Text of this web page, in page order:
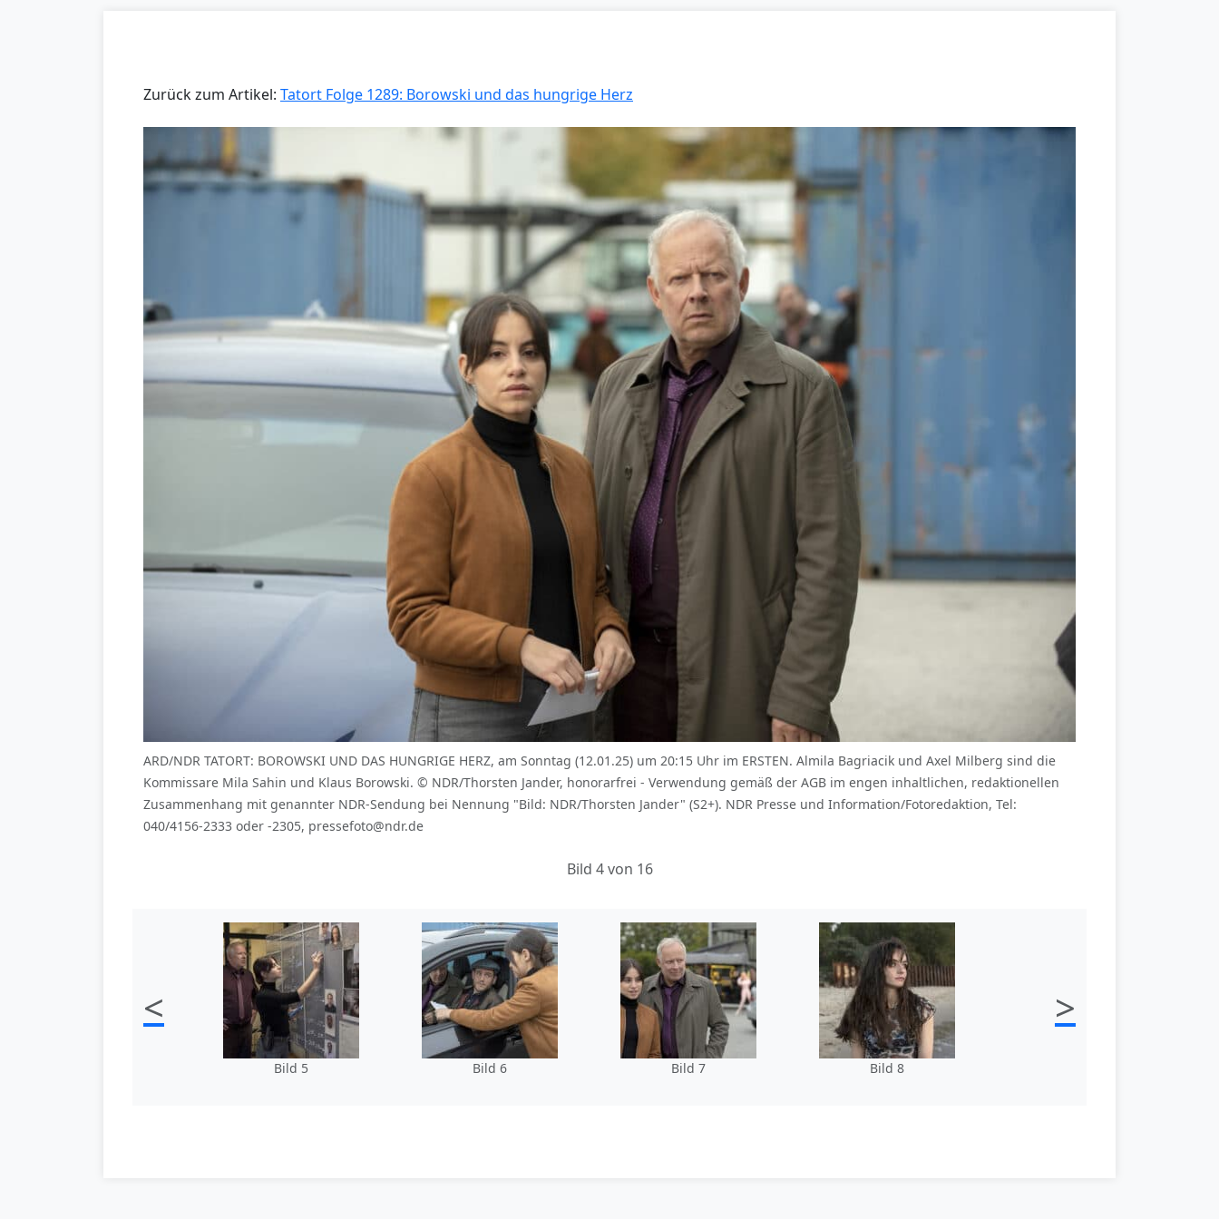
Zurück zum Artikel: Tatort Folge 1289: Borowski und das hungrige Herz
ARD/NDR TATORT: BOROWSKI UND DAS HUNGRIGE HERZ, am Sonntag (12.01.25) um 20:15 Uhr im ERSTEN. Almila Bagriacik und Axel Milberg sind die
Kommissare Mila Sahin und Klaus Borowski. © NDR/Thorsten Jander, honorarfrei - Verwendung gemäß der AGB im engen inhaltlichen, redaktionellen
Zusammenhang mit genannter NDR-Sendung bei Nennung "Bild: NDR/Thorsten Jander" (S2+). NDR Presse und Information/Fotoredaktion, Tel:
040/4156-2333 oder -2305, pressefoto@ndr.de
Bild 4 von 16
<
Bild 5 Bild 6 Bild 7 Bild 8
>